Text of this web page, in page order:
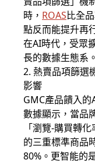
時， ROAS比全
點反而能提升再
在AI時代，受眾
長的數據生態系。
2. 熱賣品項篩選
影響
GMC產品饋入的
數據顯示，當品
「瀏覽-購買轉
的三重標準商品
80%。更智能的